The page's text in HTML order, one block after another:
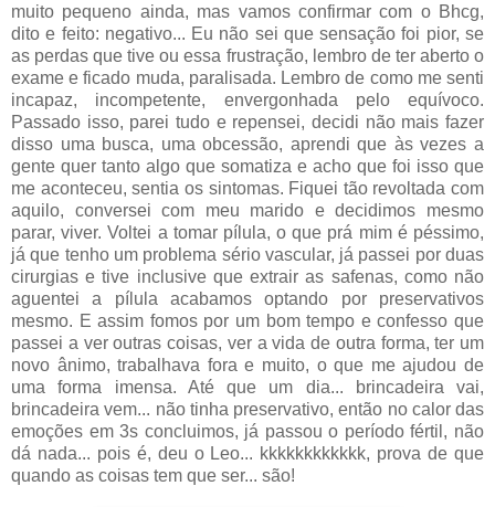
muito pequeno ainda, mas vamos confirmar com o Bhcg,
dito e feito: negativo... Eu não sei que sensação foi pior, se
as perdas que tive ou essa frustração, lembro de ter aberto o
exame e ficado muda, paralisada. Lembro de como me senti
incapaz, incompetente, envergonhada pelo equívoco.
Passado isso, parei tudo e repensei, decidi não mais fazer
disso uma busca, uma obcessão, aprendi que às vezes a
gente quer tanto algo que somatiza e acho que foi isso que
me aconteceu, sentia os sintomas. Fiquei tão revoltada com
aquilo, conversei com meu marido e decidimos mesmo
parar, viver. Voltei a tomar pílula, o que prá mim é péssimo,
já que tenho um problema sério vascular, já passei por duas
cirurgias e tive inclusive que extrair as safenas, como não
aguentei a pílula acabamos optando por preservativos
mesmo. E assim fomos por um bom tempo e confesso que
passei a ver outras coisas, ver a vida de outra forma, ter um
novo ânimo, trabalhava fora e muito, o que me ajudou de
uma forma imensa. Até que um dia... brincadeira vai,
brincadeira vem... não tinha preservativo, então no calor das
emoções em 3s concluimos, já passou o período fértil, não
dá nada... pois é, deu o Leo... kkkkkkkkkkkk, prova de que
quando as coisas tem que ser... são!